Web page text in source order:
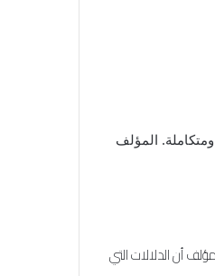
المؤلف
أن الدلالات التي